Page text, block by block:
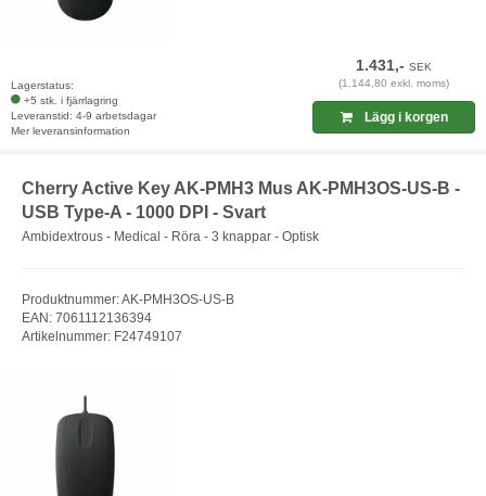
Lagerstatus:
+5 stk. i fjärrlagring
Leveranstid: 4-9 arbetsdagar
Mer leveransinformation
1.431,-SEK
(1.144,80 exkl. moms)
Lägg i korgen
Cherry Active Key AK-PMH3 Mus AK-PMH3OS-US-B -
USB Type-A - 1000 DPI - Svart
Ambidextrous - Medical - Röra - 3 knappar - Optisk
Produktnummer: AK-PMH3OS-US-B
EAN: 7061112136394
Artikelnummer: F24749107